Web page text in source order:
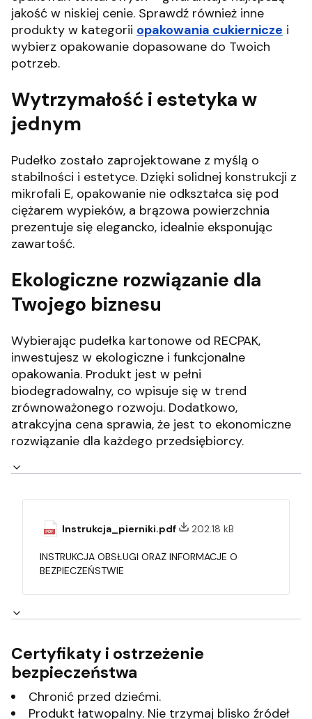
jakość w niskiej cenie. Sprawdź również inne
produkty w kategorii opakowania cukiernicze i
wybierz opakowanie dopasowane do Twoich
potrzeb.
Wytrzymałość i estetyka w
jednym
Pudełko zostało zaprojektowane z myślą o
stabilności i estetyce. Dzięki solidnej konstrukcji z
mikrofali E, opakowanie nie odkształca się pod
ciężarem wypieków, a brązowa powierzchnia
prezentuje się elegancko, idealnie eksponując
zawartość.
Ekologiczne rozwiązanie dla
Twojego biznesu
Wybierając pudełka kartonowe od RECPAK,
inwestujesz w ekologiczne i funkcjonalne
opakowania. Produkt jest w pełni
biodegradowalny, co wpisuje się w trend
zrównoważonego rozwoju. Dodatkowo,
atrakcyjna cena sprawia, że jest to ekonomiczne
rozwiązanie dla każdego przedsiębiorcy.
Instrukcja_pierniki.pdf 202.18 kB
INSTRUKCJA OBSŁUGI ORAZ INFORMACJE O
BEZPIECZEŃSTWIE
Certyfikaty i ostrzeżenie
bezpieczeństwa
Chronić przed dziećmi.
Produkt łatwopalny. Nie trzymaj blisko źródeł